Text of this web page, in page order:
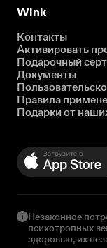
Wink
Контакты
Активировать
Подарочный
Документы
Правила
Подарки от
Незаконное
психотропных
здоровью, их